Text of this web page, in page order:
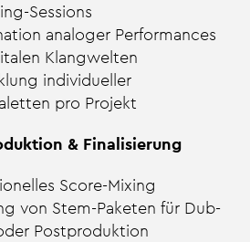
Sessions
analoger Performances
Klangwelten
individueller
pro Projekt
& Finalisierung
Score-Mixing
von Stem-Paketen für Dub-
Postproduktion